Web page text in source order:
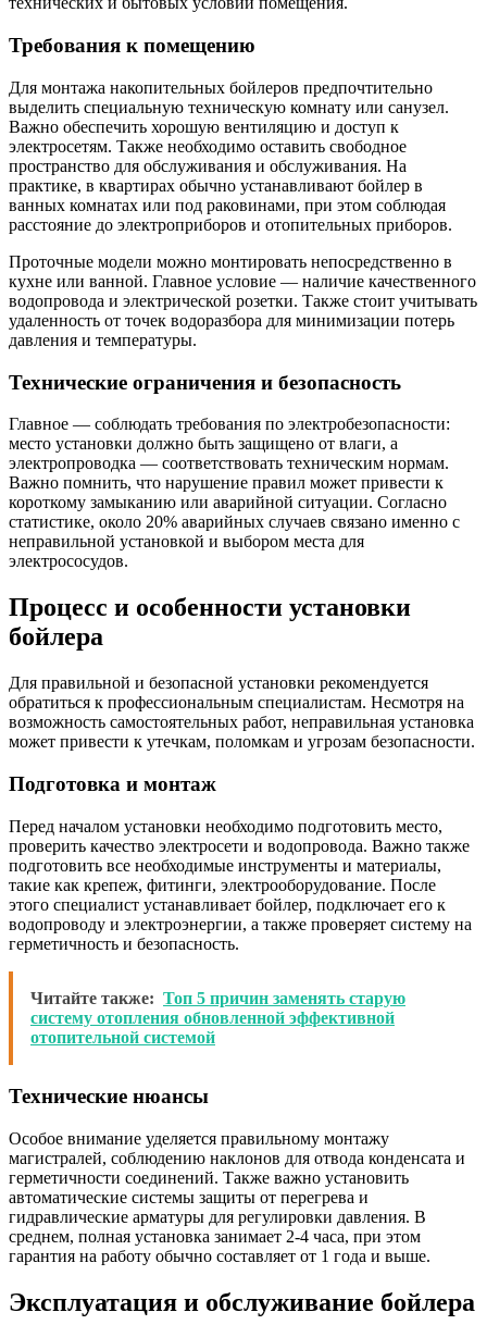
Требования к помещению
Для монтажа накопительных бойлеров предпочтительно
выделить специальную техническую комнату или санузел.
Важно обеспечить хорошую вентиляцию и доступ к
электросетям. Также необходимо оставить свободное
пространство для обслуживания и обслуживания. На
практике, в квартирах обычно устанавливают бойлер в
ванных комнатах или под раковинами, при этом соблюдая
расстояние до электроприборов и отопительных приборов.
Проточные модели можно монтировать непосредственно в
кухне или ванной. Главное условие — наличие качественного
водопровода и электрической розетки. Также стоит учитывать
удаленность от точек водоразбора для минимизации потерь
давления и температуры.
Технические ограничения и безопасность
Главное — соблюдать требования по электробезопасности:
место установки должно быть защищено от влаги, а
электропроводка — соответствовать техническим нормам.
Важно помнить, что нарушение правил может привести к
короткому замыканию или аварийной ситуации. Согласно
статистике, около 20% аварийных случаев связано именно с
неправильной установкой и выбором места для
электрососудов.
Процесс и особенности установки
бойлера
Для правильной и безопасной установки рекомендуется
обратиться к профессиональным специалистам. Несмотря на
возможность самостоятельных работ, неправильная установка
может привести к утечкам, поломкам и угрозам безопасности.
Подготовка и монтаж
Перед началом установки необходимо подготовить место,
проверить качество электросети и водопровода. Важно также
подготовить все необходимые инструменты и материалы,
такие как крепеж, фитинги, электрооборудование. После
этого специалист устанавливает бойлер, подключает его к
водопроводу и электроэнергии, а также проверяет систему на
герметичность и безопасность.
Читайте также: Топ 5 причин заменять старую
систему отопления обновленной эффективной
отопительной системой
Технические нюансы
Особое внимание уделяется правильному монтажу
магистралей, соблюдению наклонов для отвода конденсата и
герметичности соединений. Также важно установить
автоматические системы защиты от перегрева и
гидравлические арматуры для регулировки давления. В
среднем, полная установка занимает 2-4 часа, при этом
гарантия на работу обычно составляет от 1 года и выше.
Эксплуатация и обслуживание бойлера